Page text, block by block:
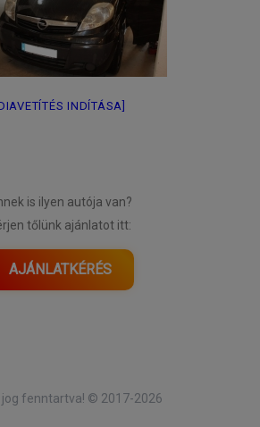
INDÍTÁSA]
is ilyen autója van?
tőlünk ajánlatot itt:
AJÁNLATKÉRÉS
jog fenntartva! © 2017-2026